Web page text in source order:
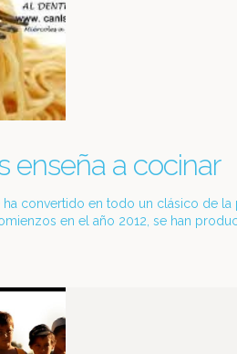
enseña a cocinar
ha convertido en todo un clásico de la
en el año 2012, se han